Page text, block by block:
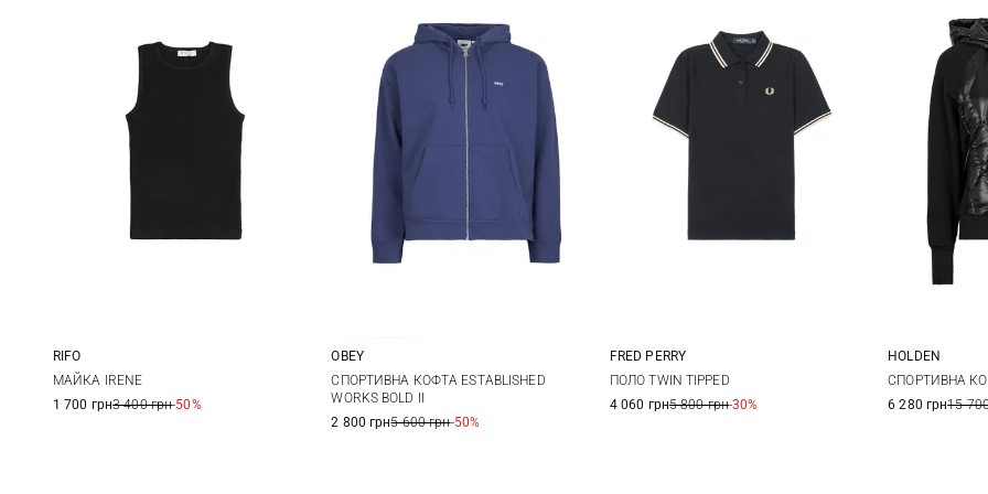
XS
RIFO
МАЙКА IRENE
1 700 грн3 400 грн-50%
S M L
XXL
OBEY
СПОРТИВНА КОФТА ESTABLISHED
WORKS BOLD II
2 800 грн5 600 грн-50%
6 8
FRED PERRY
ПОЛО TWIN TIPPED
4 060 грн5 800 грн-30%
XS
HOLDEN
СПОРТИВНА
6 280 грн15